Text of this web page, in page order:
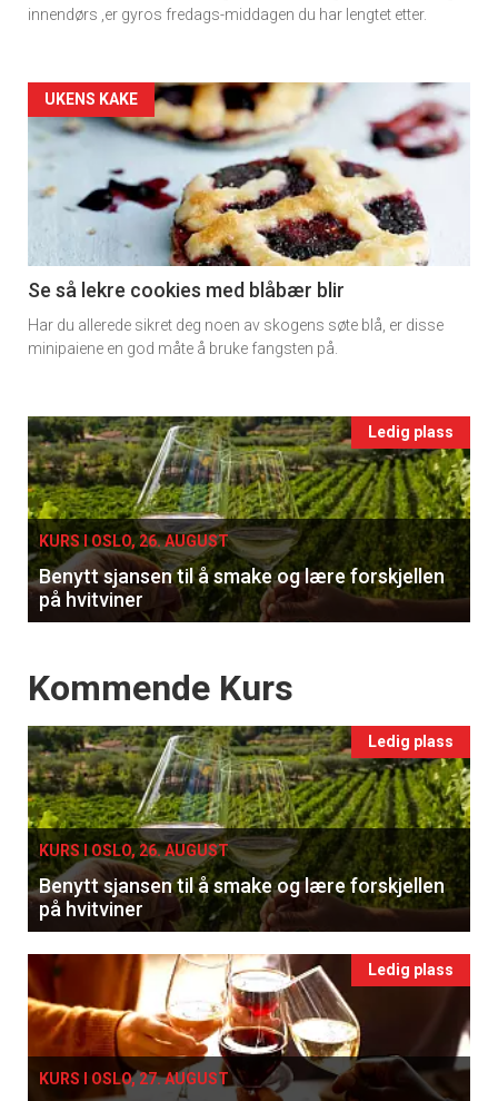
rett
innendørs ,er gyros fredags-middagen du har lengtet etter.
Artikler
detail
-
section
11
Ukens
UKENS KAKE
Se så lekre cookies med blåbær blir
Har du allerede sikret deg noen av skogens søte blå, er disse
minipaiene en god måte å bruke fangsten på.
Events
single
Ledig plass
KURS I OSLO, 26. AUGUST
Benytt sjansen til å smake og lære forskjellen
på hvitviner
Events
Kommende Kurs
Ledig plass
KURS I OSLO, 26. AUGUST
Benytt sjansen til å smake og lære forskjellen
på hvitviner
Ledig plass
KURS I OSLO, 27. AUGUST